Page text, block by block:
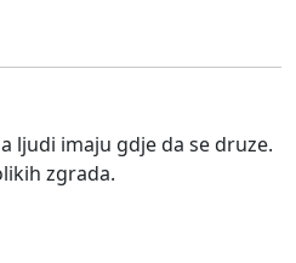
ljudi imaju gdje da se druze.
zgrada.